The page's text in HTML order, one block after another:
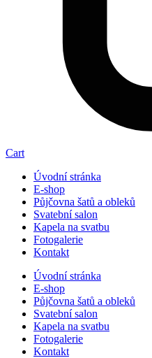
Cart
Úvodní stránka
E-shop
Půjčovna šatů a obleků
Svatební salon
Kapela na svatbu
Fotogalerie
Kontakt
Úvodní stránka
E-shop
Půjčovna šatů a obleků
Svatební salon
Kapela na svatbu
Fotogalerie
Kontakt